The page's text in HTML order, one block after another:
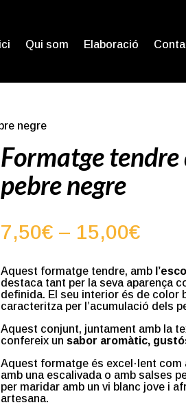
Qui som Elaboració
negre
Formatge
pebre negre
7,50€ – 15,00€de
a
Aquest formatge tendre, amb
destaca tant per la seva aparença
definida. El seu interior és de color
caracteritza per l’acumulació dels
Aquest conjunt, juntament amb la
confereix un sabor aromàtic,
Aquest formatge és excel·lent com
amb una escalivada o amb salses
per maridar amb un vi blanc jove i
artesana.